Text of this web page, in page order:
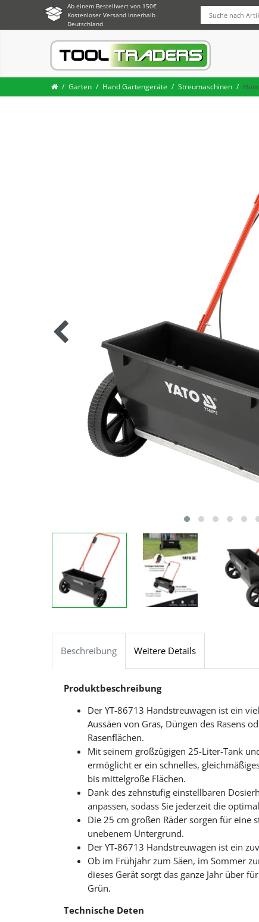
Ab einem Bestellwert von 150€
Kostenloser Versand innerhalb
Deutschland
Garten Hand Gartengeräte Streumaschinen
Beschreibung Weitere Details
Produktbeschreibung
Der YT-86713 Handstreuwagen ist ein
Aussäen von Gras, Düngen des Rasens
Rasenflächen.
Mit seinem großzügigen 25-Liter-Tank
ermöglicht er ein schnelles,
bis mittelgroße Flächen.
Dank des zehnstufig einstellbaren
anpassen, sodass Sie jederzeit die
Die 25 cm großen Räder sorgen für eine
unebenem Untergrund.
Der YT-86713 Handstreuwagen ist ein
Ob im Frühjahr zum Säen, im Sommer
dieses Gerät sorgt das ganze Jahr über
Grün.
Technische Deten